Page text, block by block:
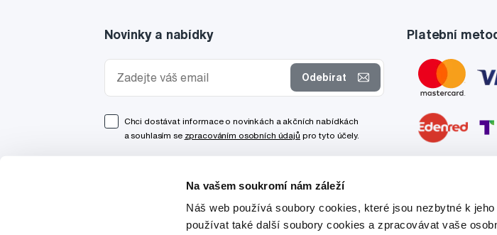
Na vašem soukromí nám záleží
Náš web používá soubory cookies, které jsou nezbytné k
používat také další soubory cookies a zpracovávat vaše
Novinky a nabídky
Odebírat
Chci dostávat informace o novinkách a akčních nabídkách
a souhlasím se zpracováním osobních údajů pro tyto účely.
Platební